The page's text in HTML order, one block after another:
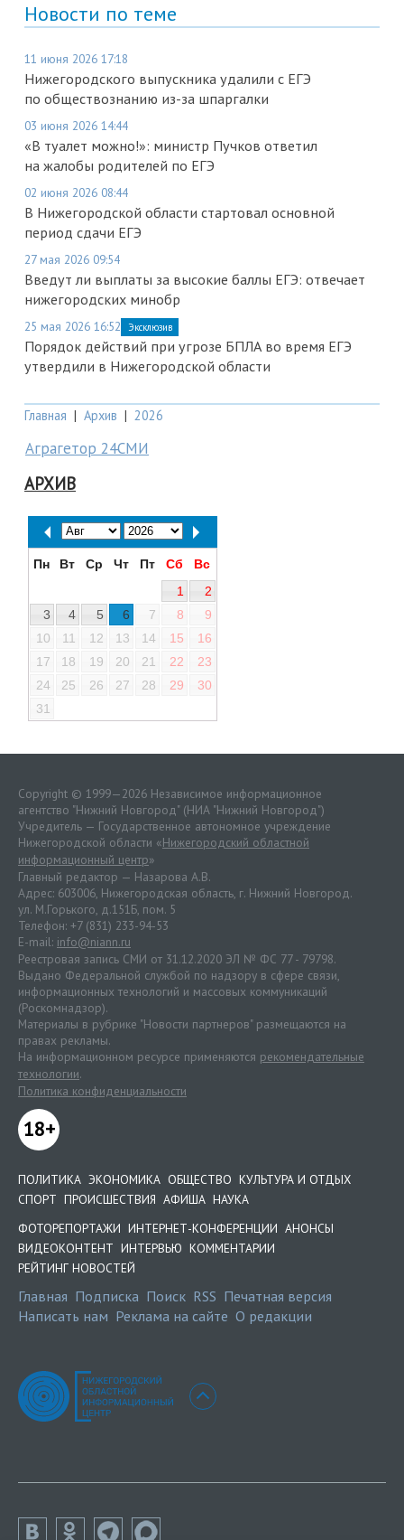
Новости по теме
11 июня 2026 17:18
Нижегородского выпускника удалили с ЕГЭ
по обществознанию из-за шпаргалки
03 июня 2026 14:44
«В туалет можно!»: министр Пучков ответил
на жалобы родителей по ЕГЭ
02 июня 2026 08:44
В Нижегородской области стартовал основной
период сдачи ЕГЭ
27 мая 2026 09:54
Введут ли выплаты за высокие баллы ЕГЭ: отвечает
нижегородских минобр
25 мая 2026 16:52 Эксклюзив
Порядок действий при угрозе БПЛА во время ЕГЭ
утвердили в Нижегородской области
Главная | Архив | 2026
Аграгетор 24СМИ
АРХИВ
Пн Вт Ср Чт Пт Сб
Вс
1
2
3
4 5 6 7 8
9
10
11 12 13 14 15
16
17
18 19 20 21 22
23
24
25 26 27 28 29
30
31
Copyright © 1999—2026 Независимое информационное
агентство "Нижний Новгород" (НИА "Нижний Новгород")
Учредитель — Государственное автономное учреждение
Нижегородской области «Нижегородский областной
информационный центр»
Главный редактор — Назарова А.В.
Адрес: 603006, Нижегородская область, г. Нижний Новгород.
ул. М.Горького, д.151Б, пом. 5
Телефон: +7 (831) 233-94-53
E-mail: info@niann.ru
Реестровая запись СМИ от 31.12.2020 ЭЛ № ФС 77 - 79798.
Выдано Федеральной службой по надзору в сфере связи,
информационных технологий и массовых коммуникаций
(Роскомнадзор).
Материалы в рубрике "Новости партнеров" размещаются на
правах рекламы.
На информационном ресурсе применяются рекомендательные
технологии.
Политика конфиденциальности
18+
ПОЛИТИКА ЭКОНОМИКА ОБЩЕСТВО КУЛЬТУРА И ОТДЫХ
СПОРТ ПРОИСШЕСТВИЯ АФИША НАУКА
ФОТОРЕПОРТАЖИ ИНТЕРНЕТ-КОНФЕРЕНЦИИ АНОНСЫ
ВИДЕОКОНТЕНТ ИНТЕРВЬЮ КОММЕНТАРИИ
РЕЙТИНГ НОВОСТЕЙ
Главная Подписка Поиск RSS Печатная версия
Написать нам Реклама на сайте О редакции